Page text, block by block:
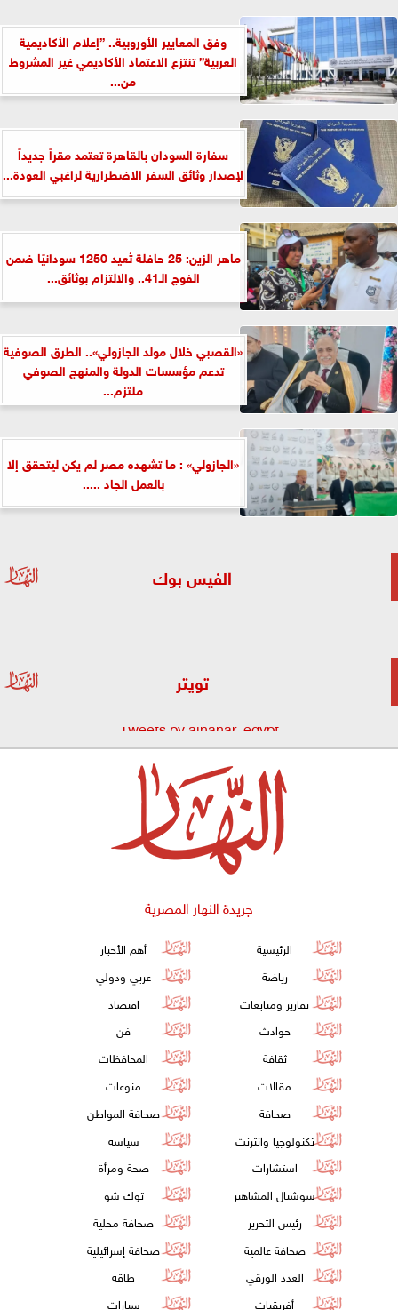
وفق المعايير الأوروبية.. ”إعلام الأكاديمية
العربية” تنتزع الاعتماد الأكاديمي غير المشروط
من...
سفارة السودان بالقاهرة تعتمد مقراً جديداً
لإصدار وثائق السفر الاضطرارية لراغبي العودة...
ماهر الزين: 25 حافلة تُعيد 1250 سودانيًا ضمن
الفوج الـ41.. والالتزام بوثائق...
«القصبي خلال مولد الجازولي».. الطرق الصوفية
تدعم مؤسسات الدولة والمنهج الصوفي
ملتزم...
«الجازولي» : ما تشهده مصر لم يكن ليتحقق إلا
بالعمل الجاد .....
الفيس بوك
تويتر
Tweets by alnahar_egypt
جريدة النهار المصرية
الرئيسية
أهم الأخبار
رياضة
عربي ودولي
تقارير ومتابعات
اقتصاد
حوادث
فن
ثقافة
المحافظات
مقالات
منوعات
صحافة
صحافة المواطن
تكنولوجيا وانترنت
سياسة
استشارات
صحة ومرأة
سوشيال المشاهير
توك شو
رئيس التحرير
صحافة محلية
صحافة عالمية
صحافة إسرائيلية
العدد الورقي
طاقة
أفريقيات
سيارات